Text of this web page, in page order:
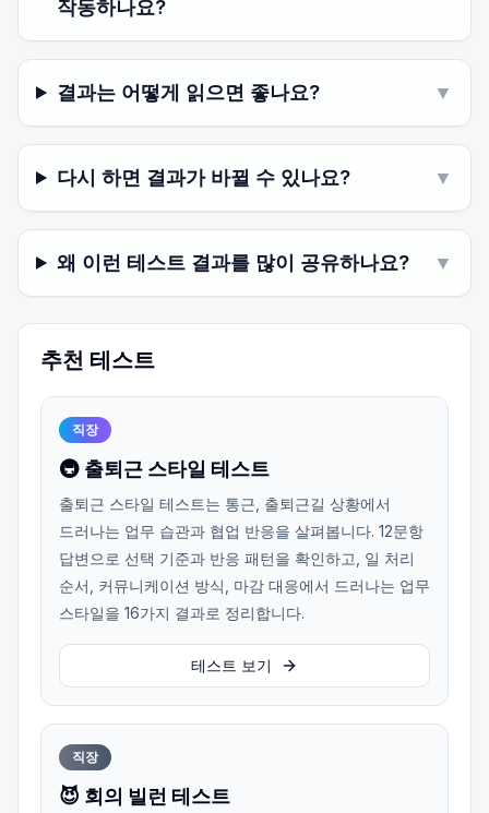
작동하나요?
결과는 어떻게 읽으면 좋나요? ▼
다시 하면 결과가 바뀔 수 있나요? ▼
왜 이런 테스트 결과를 많이 공유하나요? ▼
추천 테스트
직장
🚇 출퇴근 스타일 테스트
출퇴근 스타일 테스트는 통근, 출퇴근길 상황에서
드러나는 업무 습관과 협업 반응을 살펴봅니다. 12문항
답변으로 선택 기준과 반응 패턴을 확인하고, 일 처리
순서, 커뮤니케이션 방식, 마감 대응에서 드러나는 업무
스타일을 16가지 결과로 정리합니다.
테스트 보기
직장
😈 회의 빌런 테스트